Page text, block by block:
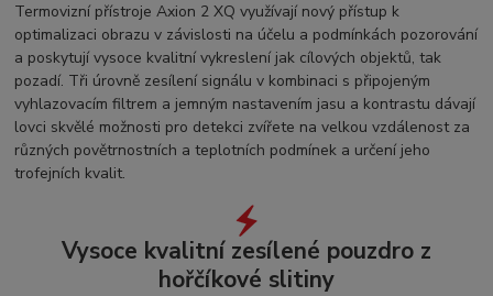
Termovizní přístroje Axion 2 XQ využívají nový přístup k
optimalizaci obrazu v závislosti na účelu a podmínkách pozorování
a poskytují vysoce kvalitní vykreslení jak cílových objektů, tak
pozadí. Tři úrovně zesílení signálu v kombinaci s připojeným
vyhlazovacím filtrem a jemným nastavením jasu a kontrastu dávají
lovci skvělé možnosti pro detekci zvířete na velkou vzdálenost za
různých povětrnostních a teplotních podmínek a určení jeho
trofejních kvalit.
Vysoce kvalitní zesílené pouzdro z
hořčíkové slitiny